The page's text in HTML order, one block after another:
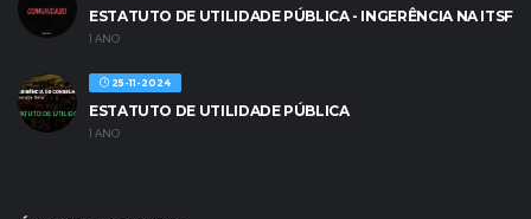
ESTATUTO DE UTILIDADE PÚBLICA - INGERÊNCIA NA ITSF
1 ANO
25-11-2024
ESTATUTO DE UTILIDADE PÚBLICA
1 ANO